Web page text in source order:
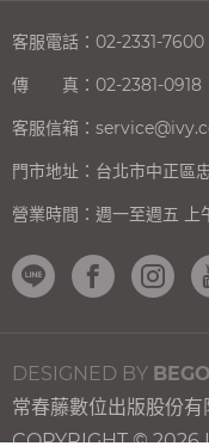
上一則
樂
客服電話： 02-2331-7600
傳 真： 02-2381-0918
客服信箱：
門市地址： 台北市中正區
營業時間： 週一至週五 上
DESIGNED BY
常春藤數位出版股份
COPYRIGHT © 2026